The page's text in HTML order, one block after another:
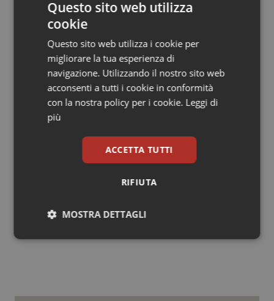
nella seduta convocata per le ore 9 di mercoledì 27
novembre, in cui si procederà quindi alla votazione
finale del disegno di legge di bilancio (ddl n. 1121), con la
presenza del numero legale.
Per le norme sanitarie del maxiemendamento vedi
articolo a parte.
Legge di stabilità. Tutte le norme sulla sanità nel
26 Novembre 2013
Questo sito web utilizza
cookie
Questo sito web utilizza i cookie per
migliorare la tua esperienza di
navigazione. Utilizzando il nostro sito web
acconsenti a tutti i cookie in conformità
con la nostra policy per i cookie. Leggi di
più
ACCETTA TUTTI
RIFIUTA
MOSTRA DETTAGLI
Necessari Statistici Marketing